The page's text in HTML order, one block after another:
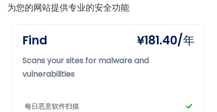
为您的网站提供专业的安全功能
Find ¥181.40/年
Scans your sites for malware and
vulnerabilities
每日恶意软件扫描